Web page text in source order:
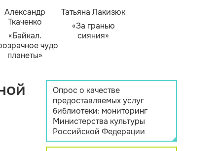
Александр
Ткаченко
«Байкал.
чудо
планеты»
Татьяна Лакизюк
«За гранью
сияния»
Опрос о качестве
предоставляемых услуг
библиотеки: мониторинг
Министерства культуры
Российской Федерации